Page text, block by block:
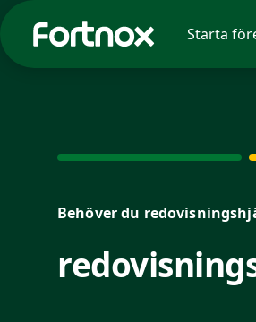
Starta
Behöver du